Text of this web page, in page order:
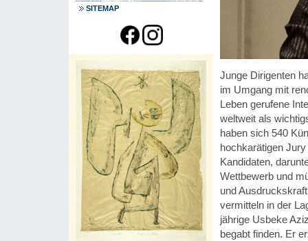
SITEMAP
Junge Dirigenten
im Umgang mit
Leben gerufene
weltweit als
haben sich 540
hochkarätigen
Kandidaten,
Wettbewerb und
und
vermitteln in der
jährige Usbeke
begabt finden. Er